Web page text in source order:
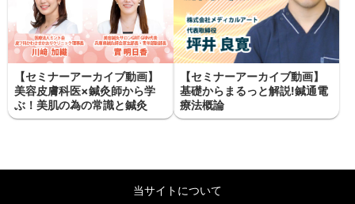
【セミナーアーカイブ動画】
美容皮膚科医×鍼灸師から学
ぶ！美肌の為の常識と鍼灸
【セミナーアーカイブ動画】
基礎からまるっと解説!鍼通電
療法概論
当サイトについて